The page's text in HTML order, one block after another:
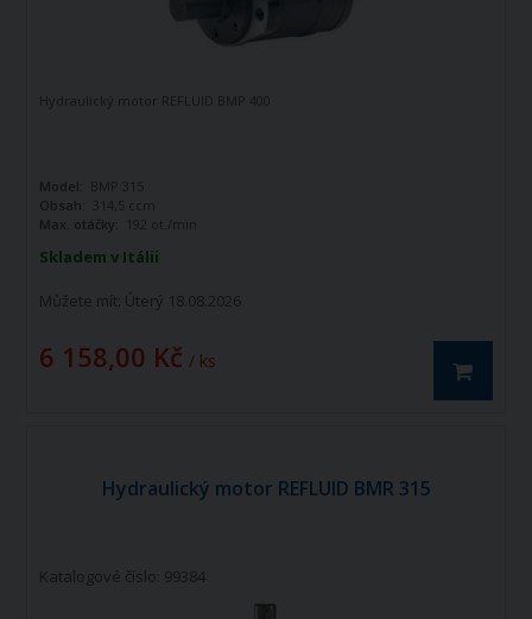
Skladem v Itálii
Můžete mít: Úterý 18.08.2026
6 158,00 Kč / ks
Hydraulický motor REFLUID BMP 400
Model: BMP 315
Obsah:
314,5 ccm
Max. otáčky:
192 ot./min
Hydraulický motor REFLUID BMR 315
Katalogové číslo: 99384